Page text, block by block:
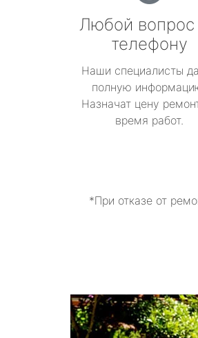
Любой вопрос
телефону
Наши специалисты
полную
Назначат цену
время работ.
*При отказе от